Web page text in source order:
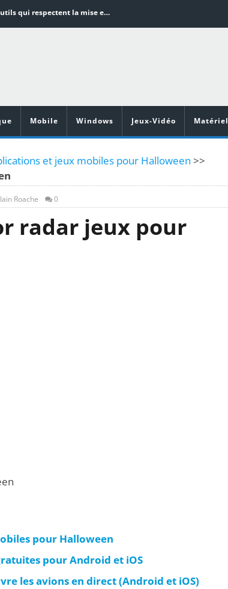
Word en PDF : les outils qui respectent la mise en page
Vidéoprojecteurs Asus : Top 6 des meilleurs modèles de la marque
Mobile Windows Jeux-Vidéo Matériel
et jeux mobiles pour Halloween >>
Roache 0
radar jeux pour
pour Halloween
pour Android et iOS
les avions en direct (Android et iOS)